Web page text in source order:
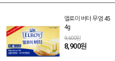
엘로이 버터 무염 45
4g
9,600원
8,900원